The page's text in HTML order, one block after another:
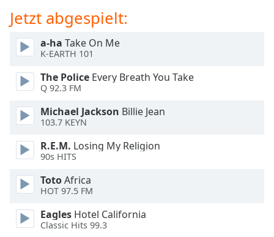
Picture-
Picture
Fullscreen
modal
window.
Beginning
dialog
window.
cancel
Jetzt abgespielt:
a-ha Take On Me
K-EARTH 101
The Police Every Breath You Take
Q 92.3 FM
Michael Jackson Billie Jean
103.7 KEYN
R.E.M. Losing My Religion
90s HITS
TotoAfrica
HOT 97.5 FM
Eagles Hotel California
Classic Hits 99.3